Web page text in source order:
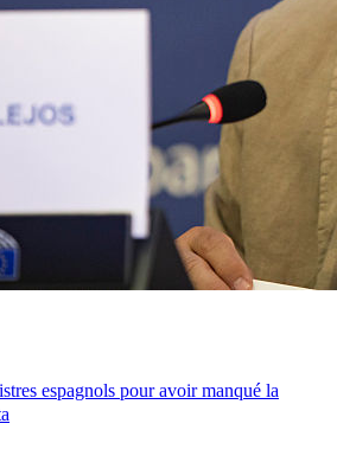
espagnols pour avoir manqué la